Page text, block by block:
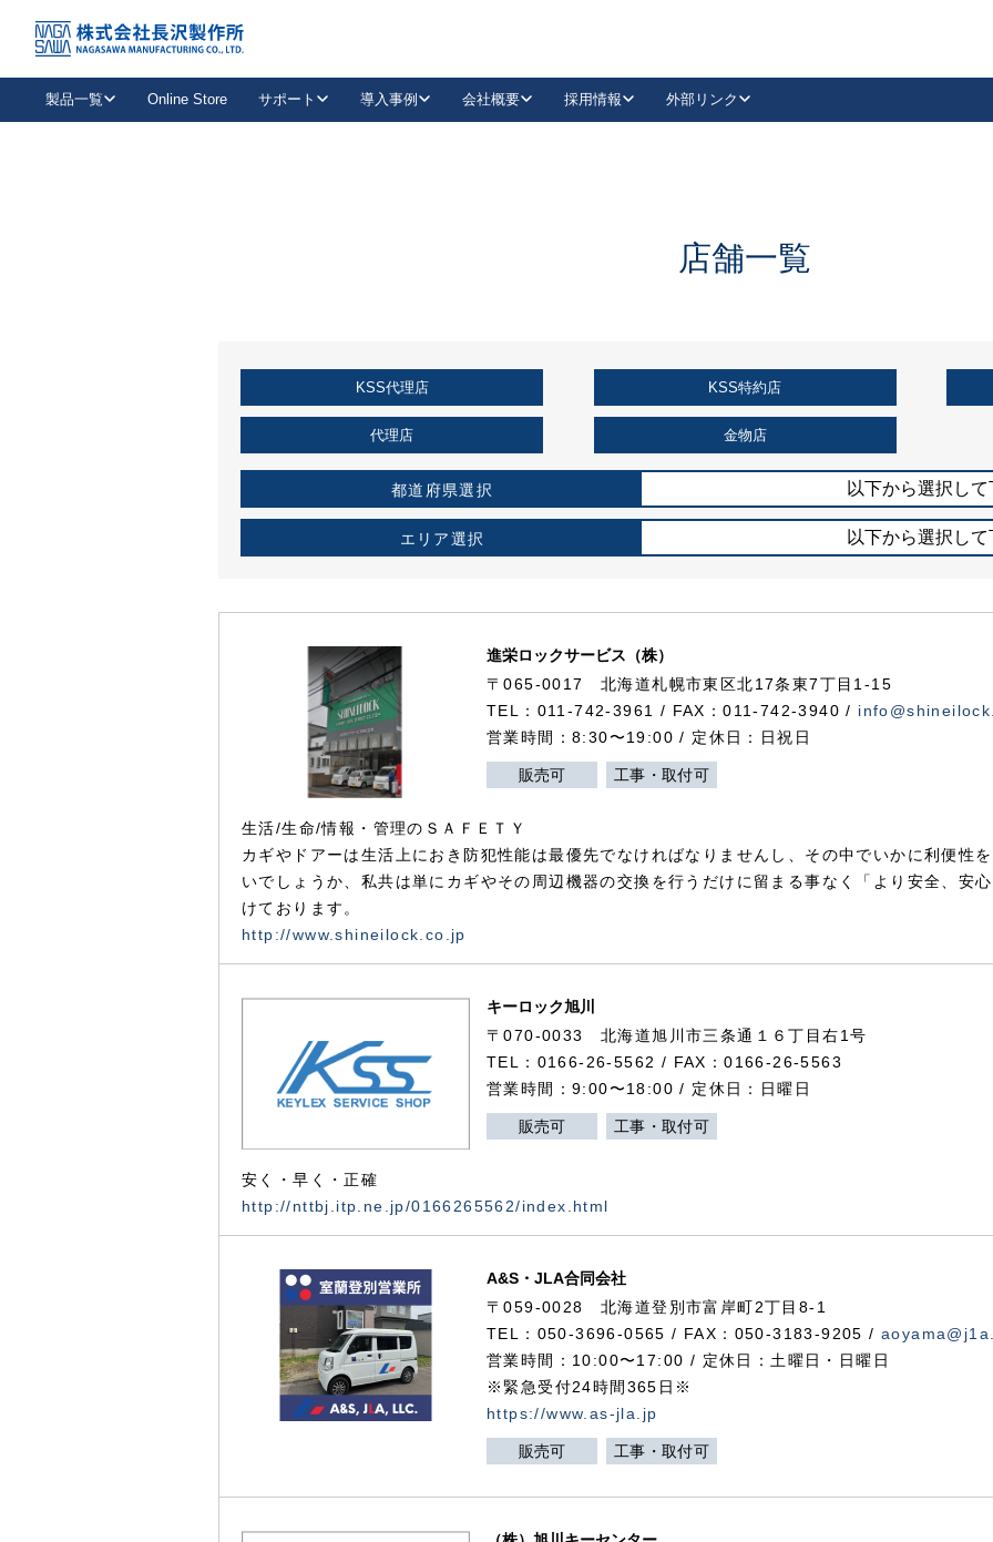
製品一覧
抗ウイルス・抗菌製品
キーレックスを品番からお探しいただけます。
Online Store サポート
取扱店情報
お役立ち情報
導入事例
企業様採用事例
会社概要 採用情報 外部リンク
LinkedIn
KSS加盟店・取扱店情報
店舗一覧
店舗一覧
KSS代理店 KSS特約店
代理店 金物店
都道府県選択 以下から選択し
エリア選択 以下から選択し
進栄ロックサービス（株）
〒065-0017 北海道札幌市東区北17条東7丁目1-15
TEL：011-742-3961 / FAX：011-742-3940 /
営業時間：8:30〜19:00 / 定休日：日祝日
販売可 工事・取付可
生活/生命/情報・管理のＳＡＦＥＴＹ
カギやドアーは生活上におき防犯性能は最優先でなければなりませんし、その中でいかに利便性
いでしょうか、私共は単にカギやその周辺機器の交換を行うだけに留まる事なく「より安全、安
けております。
http://www.shineilock.co.jp
キーロック旭川
〒070-0033 北海道旭川市三条通１６丁目右1号
TEL：0166-26-5562 / FAX：0166-26-5563
営業時間：9:00〜18:00 / 定休日：日曜日
販売可 工事・取付可
安く・早く・正確
http://nttbj.itp.ne.jp/0166265562/index.html
A&S・JLA合同会社
〒059-0028北海道登別市富岸町2丁目 8-1
TEL：050-3696-0565 / FAX：050-3183-9205 /
営業時間：10:00〜17:00 / 定休日：土曜日・日曜日
※緊急受付24時間365日※
https://www.as-jla.jp
販売可 工事・取付可